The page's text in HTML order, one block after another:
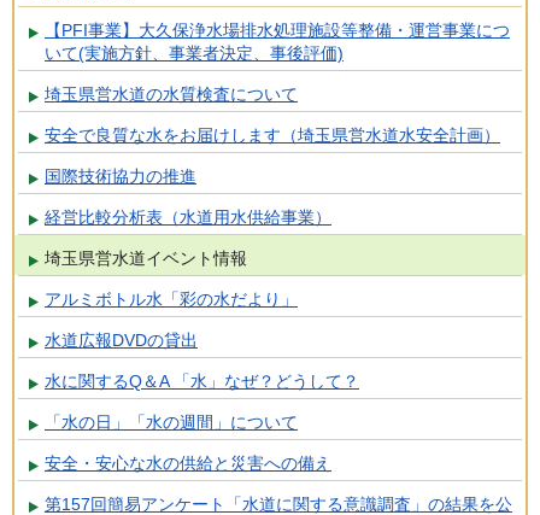
【PFI事業】大久保浄水場排水処理施設等整備・運営事業につ
いて(実施方針、事業者決定、事後評価)
埼玉県営水道の水質検査について
安全で良質な水をお届けします（埼玉県営水道水安全計画）
国際技術協力の推進
経営比較分析表（水道用水供給事業）
埼玉県営水道イベント情報
アルミボトル水「彩の水だより」
水道広報DVDの貸出
水に関するQ＆A 「水」なぜ？どうして？
「水の日」「水の週間」について
安全・安心な水の供給と災害への備え
第157回簡易アンケート「水道に関する意識調査」の結果を公